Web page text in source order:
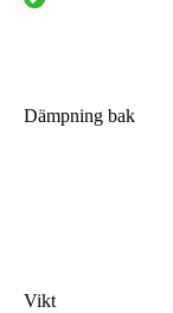
Dämpning bak
Vikt